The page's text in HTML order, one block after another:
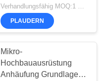
Bohrungs-Stapel-
TR100D, der
hydraulische Bohrung
Verhandlungsfähig MOQ:1 Einheit
PLAUDERN
Mikro-
Hochbauausrüstung
Anhäufung Grundlage